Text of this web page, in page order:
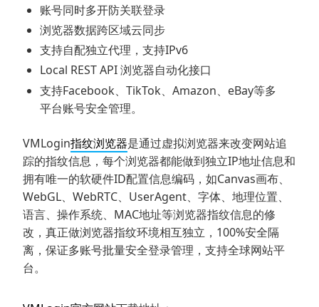
账号同时多开防关联登录
浏览器数据跨区域云同步
支持自配独立代理，支持IPv6
Local REST API 浏览器自动化接口
支持Facebook、TikTok、Amazon、eBay等多
平台账号安全管理。
VMLogin指纹浏览器是通过虚拟浏览器来改变网站追
踪的指纹信息，每个浏览器都能做到独立IP地址信息和
拥有唯一的软硬件ID配置信息编码，如Canvas画布、
WebGL、WebRTC、UserAgent、字体、地理位置、
语言、操作系统、MAC地址等浏览器指纹信息的修
改，真正做浏览器指纹环境相互独立，100%安全隔
离，保证多账号批量安全登录管理，支持全球网站平
台。